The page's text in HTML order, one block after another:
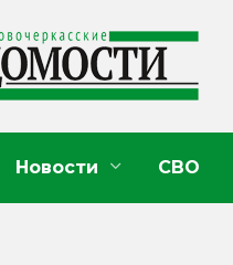
Новости СВО